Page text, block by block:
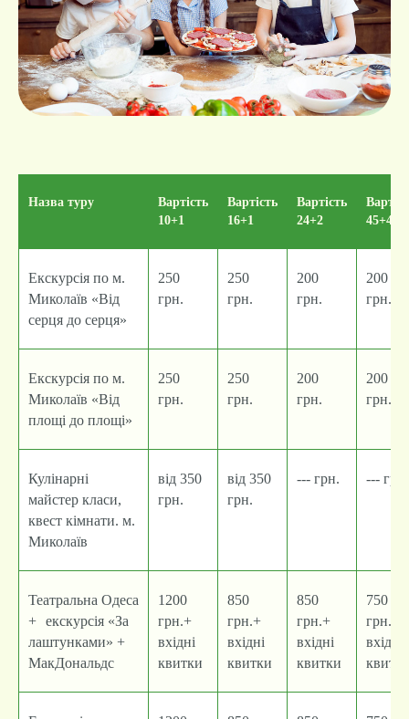
Назва туру
Вартість
10+1
Вартість
16+1
Вартість
24+2
45+4
Екскурсія по м.
Миколаїв «Від
серця до серця»
250
грн.
250
грн.
200
грн.
200
грн..
Екскурсія по м.
Миколаїв «Від
площі до площі»
250
грн.
250
грн.
200
грн.
200
грн..
Кулінарні
майстер класи,
квест кімнати. м.
Миколаїв
від 350
грн.
від 350
грн.
--- грн. ---
Театральна Одеса
+ екскурсія «За
лаштунками» +
МакДональдс
1200
грн.+
вхідні
квитки
850
грн.+
вхідні
квитки
850
грн.+
вхідні
квитки
750
грн.+
вхідні